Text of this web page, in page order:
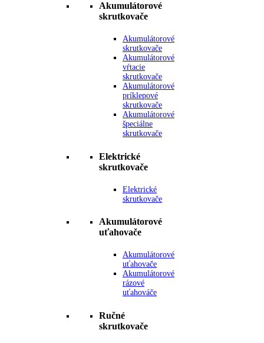
Akumulátorové
skrutkovače
Akumulátorové
skrutkovače
Akumulátorové
vŕtacie
skrutkovače
Akumulátorové
príklepové
skrutkovače
Akumulátorové
špeciálne
skrutkovače
Elektrické
skrutkovače
Elektrické
skrutkovače
Akumulátorové
uťahovače
Akumulátorové
uťahovače
Akumulátorové
rázové
uťahováče
Ručné
skrutkovače